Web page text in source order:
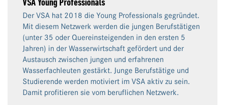
VSA Young Professionals
Der VSA hat 2018 die Young Professionals gegründet.
Mit diesem Netzwerk werden die jungen Berufstätigen
(unter 35 oder Quereinsteigenden in den ersten 5
Jahren) in der Wasserwirtschaft gefördert und der
Austausch zwischen jungen und erfahrenen
Wasserfachleuten gestärkt. Junge Berufstätige und
Studierende werden motiviert im VSA aktiv zu sein.
Damit profitieren sie vom beruflichen Netzwerk.